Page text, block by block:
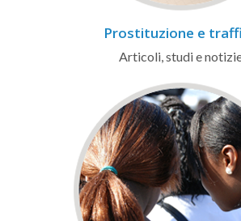
Prostituzione e
Articoli, studi e